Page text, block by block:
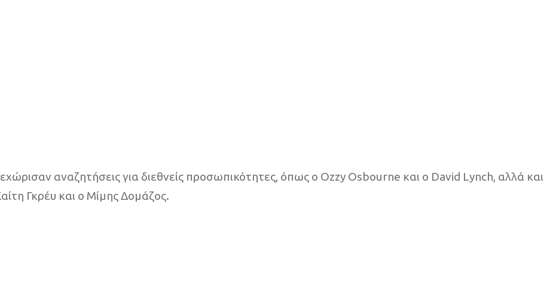
αναζητήσεις για διεθνείς προσωπικότητες, όπως ο Ozzy Osbourne και ο David Lynch, αλλά και
Γκρέυ και ο Μίμης Δομάζος.